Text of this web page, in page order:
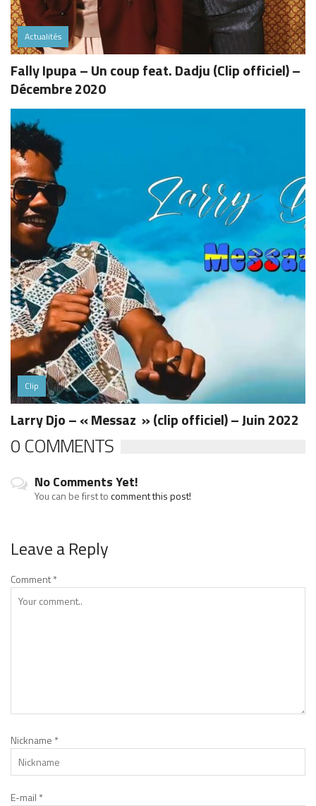
Actualités
Fally Ipupa – Un coup feat. Dadju (Clip officiel) –
Décembre 2020
Clip
Larry Djo – « Messaz » (clip officiel) – Juin 2022
0 COMMENTS
No Comments Yet!
You can be first tocomment this post!
Leave a Reply
Comment*
Nickname *
E-mail *